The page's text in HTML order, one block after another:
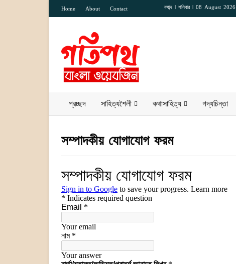
Home About Contact বঙ্গাব্দ ꘡ শনিবার ꘡ 08 August 2026
প্রচ্ছদ সাহিত্যশৈলী কথাসাহিত্য গদ্যচিন্তা
সম্পাদকীয় যোগাযোগ ফরম